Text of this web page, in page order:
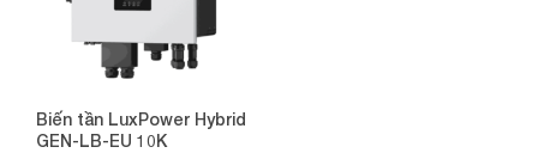
Biến tần LuxPower Hybrid
GEN-LB-EU 10K